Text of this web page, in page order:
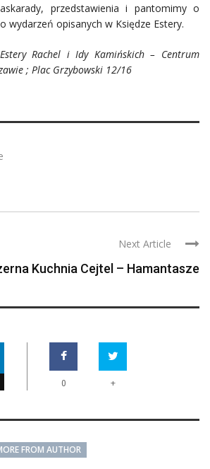
przedstawienia i pantomimy o
wydarzeń opisanych w Księdze Estery.
Rachel i Idy Kamińskich – Centrum
; Plac Grzybowski 12/16
Next Article
Kuchnia Cejtel – Hamantasze
0 +
FROM AUTHOR